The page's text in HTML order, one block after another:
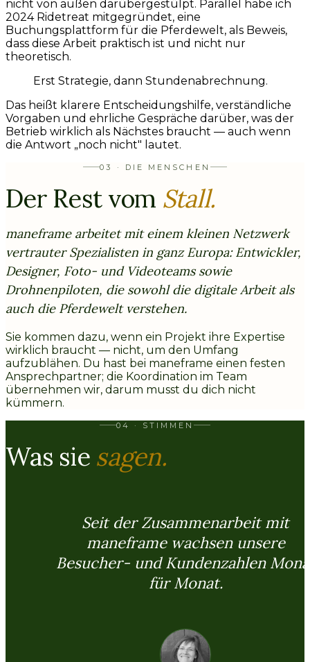
nicht von außen darübergestülpt. Parallel habe ich
2024 Ridetreat mitgegründet, eine
Buchungsplattform für die Pferdewelt, als Beweis,
dass diese Arbeit praktisch ist und nicht nur
theoretisch.
Erst Strategie, dann Stundenabrechnung.
Das heißt klarere Entscheidungshilfe, verständliche
Vorgaben und ehrliche Gespräche darüber, was der
Betrieb wirklich als Nächstes braucht — auch wenn
die Antwort „noch nicht" lautet.
03 · DIE MENSCHEN
Der Rest vom Stall.
maneframe arbeitet mit einem kleinen Netzwerk
vertrauter Spezialisten in ganz Europa: Entwickler,
Designer, Foto- und Videoteams sowie
Drohnenpiloten, die sowohl die digitale Arbeit als
auch die Pferdewelt verstehen.
Sie kommen dazu, wenn ein Projekt ihre Expertise
wirklich braucht — nicht, um den Umfang
aufzublähen. Du hast bei maneframe einen festen
Ansprechpartner; die Koordination im Team
übernehmen wir, darum musst du dich nicht
kümmern.
04 · STIMMEN
Was sie sagen.
Seit der Zusammenarbeit mit
maneframe wachsen unsere
Besucher- und Kundenzahlen
für Monat.